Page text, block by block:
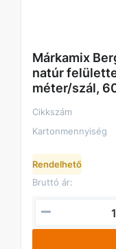
Márkamix
natúr
méter/szál,
Cikkszám
Kartonmennyiség
Rendelhető
Bruttó ár: